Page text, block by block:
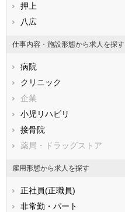
滋賀県
兵庫県
香川県
福岡県
熊本県
鹿児島県
押上
八広
仕事内容・施設形態から求人を探す
病院
クリニック
企業
小児リハビリ
接骨院
薬局・ドラッグストア
雇用形態から求人を探す
正社員(正職員)
非常勤・パート